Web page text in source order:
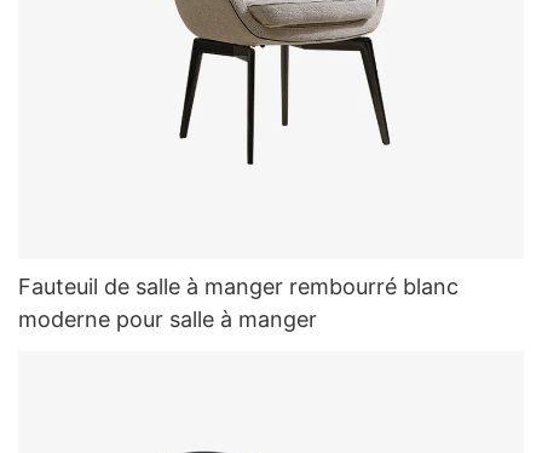
Fauteuil de salle à manger rembourré blanc
moderne pour salle à manger